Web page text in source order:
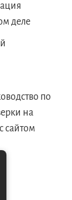
деле
по
на
сайтом